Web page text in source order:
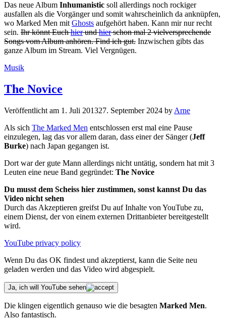
Das neue Album Inhumanistic soll allerdings noch rockiger
ausfallen als die Vorgänger und somit wahrscheinlich da anknüpfen,
wo Marked Men mit Ghosts aufgehört haben. Kann mir nur recht
sein. Ihr könnt Euchhierundhierschon mal 2 vielversprechende
Songs vom Album anhören. Find ich gut. Inzwischen gibts das
ganze Album im Stream. Viel Vergnügen.
Kategorien
Musik
The Novice
Veröffentlicht am 1. Juli 201327. September 2024 by Arne
Als sich The Marked Men entschlossen erst mal eine Pause
einzulegen, lag das vor allem daran, dass einer der Sänger (Jeff
Burke) nach Japan gegangen ist.
Dort war der gute Mann allerdings nicht untätig, sondern hat mit 3
Leuten eine neue Band gegründet: The Novice
Du musst dem Scheiss hier zustimmen, sonst kannst Du das
Video nicht sehen
Durch das Akzeptieren greifst Du auf Inhalte von YouTube zu,
einem Dienst, der von einem externen Drittanbieter bereitgestellt
wird.
YouTube privacy policy
Wenn Du das OK findest und akzeptierst, kann die Seite neu
geladen werden und das Video wird abgespielt.
Ja, ich will YouTube sehen
Die klingen eigentlich genauso wie die besagten Marked Men.
Also fantastisch.